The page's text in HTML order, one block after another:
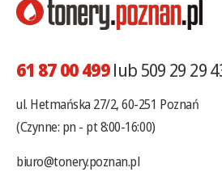
61 87 00 499lub 509 29 29
ul. Hetmańska 27/2, 60-251 Poznań
(Czynne: pn - pt 8:00-16:00)
biuro@tonery.poznan.pl